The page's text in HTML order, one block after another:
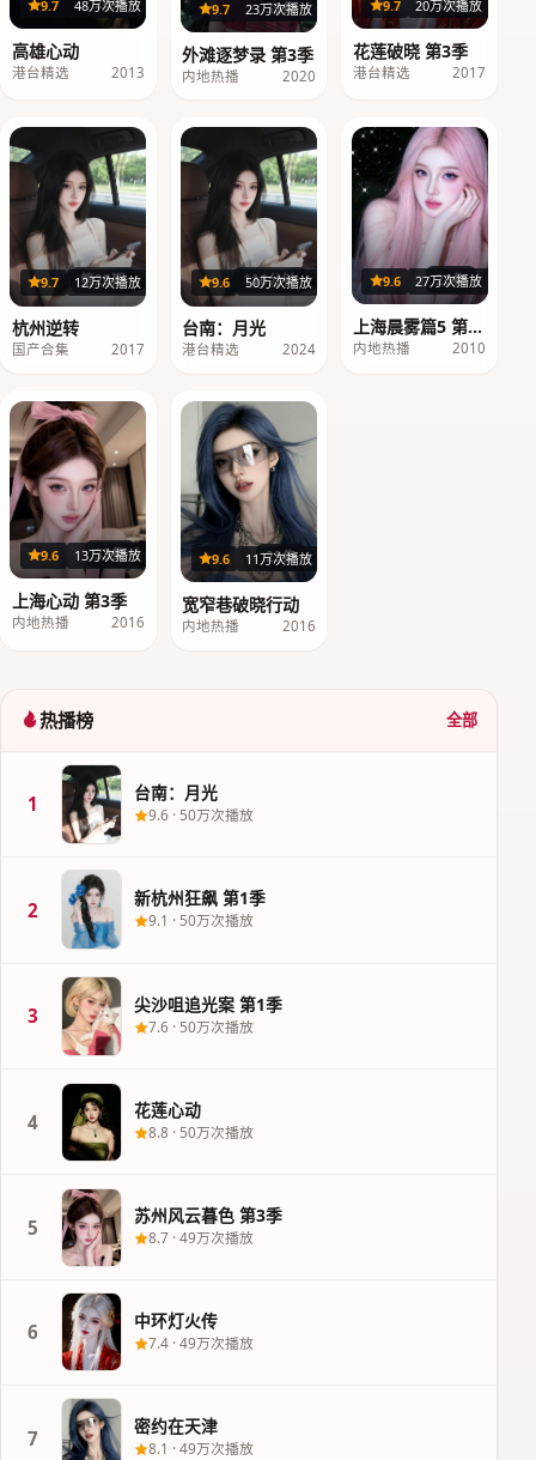
9.7 48万次播放
高雄心动
港台精选 2013
39集
9.7 23万次播放
外滩逐梦录 第3季
内地热播 2020
9.7 20万次播放
花莲破晓 第3季
港台精选 2017
第20期
9.7 12万次播放
杭州逆转
国产合集 2017
116分钟
9.6 50万次播放
台南：月光
港台精选 2024
26集
9.6 27万次播放
上海晨雾篇5 第2
季
内地热播 2010
33集
9.6 13万次播放
上海心动 第3季
内地热播 2016
23集
9.6 11万次播放
宽窄巷破晓行动
内地热播 2016
热播榜 全部
1 台南：月光
9.6 · 50万次播放
2 新杭州狂飙 第1季
9.1 · 50万次播放
3 尖沙咀追光案 第1季
7.6 · 50万次播放
4 花莲心动
8.8 · 50万次播放
5 苏州风云暮色 第3季
8.7 ·49万次播放
6 中环灯火传
7.4 ·49万次播放
7 密约在天津
8.1 ·49万次播放